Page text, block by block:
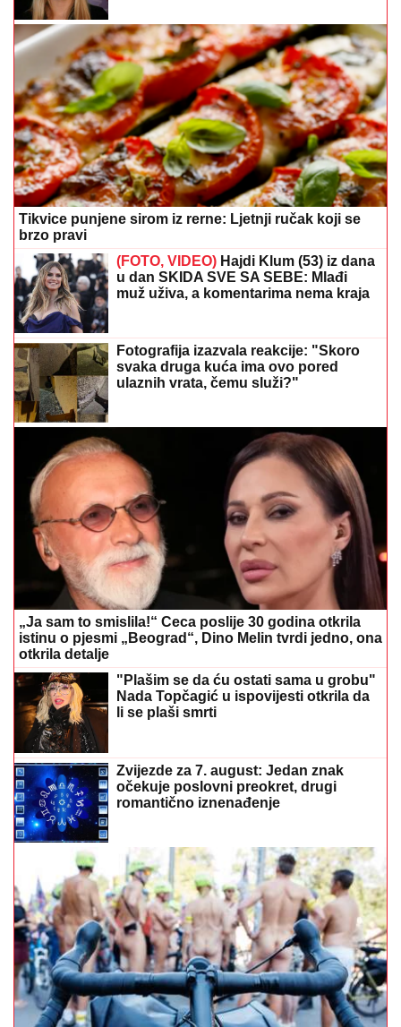
Tikvice punjene sirom iz rerne: Ljetnji ručak koji se
brzo pravi
(FOTO, VIDEO) Hajdi Klum (53) iz dana
u dan SKIDA SVE SA SEBE: Mlađi
muž uživa, a komentarima nema kraja
Fotografija izazvala reakcije: "Skoro
svaka druga kuća ima ovo pored
ulaznih vrata, čemu služi?"
„Ja sam to smislila!“ Ceca poslije 30 godina otkrila
istinu o pjesmi „Beograd“, Dino Melin tvrdi jedno, ona
otkrila detalje
"Plašim se da ću ostati sama u grobu"
Nada Topčagić u ispovijesti otkrila da
li se plaši smrti
Zvijezde za 7. august: Jedan znak
očekuje poslovni preokret, drugi
romantično iznenađenje